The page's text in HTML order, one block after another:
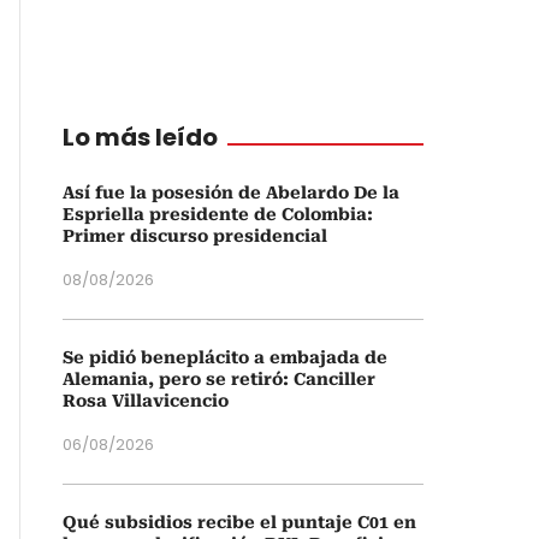
Lo más leído
Así fue la posesión de Abelardo De la
Espriella presidente de Colombia:
Primer discurso presidencial
08/08/2026
Se pidió beneplácito a embajada de
Alemania, pero se retiró: Canciller
Rosa Villavicencio
06/08/2026
Qué subsidios recibe el puntaje C01 en